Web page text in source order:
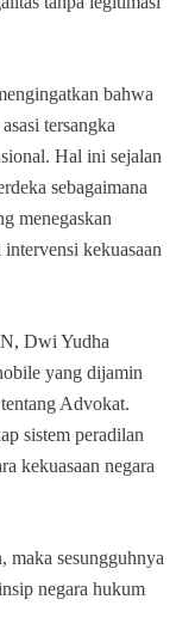
bahwa
tersangka
Hal ini sejalan
sebagaimana
menegaskan
kekuasaan
Dwi Yudha
yang dijamin
Advokat.
sistem peradilan
kekuasaan negara
sesungguhnya
negara hukum